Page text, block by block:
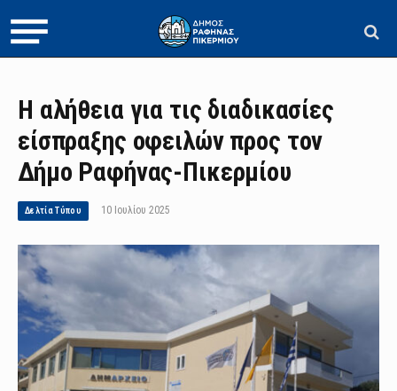
Η αλήθεια για τις διαδικασίες
είσπραξης οφειλών προς τον
Δήμο Ραφήνας-Πικερμίου
Δελτία Τύπου 10 Ιουλίου 2025